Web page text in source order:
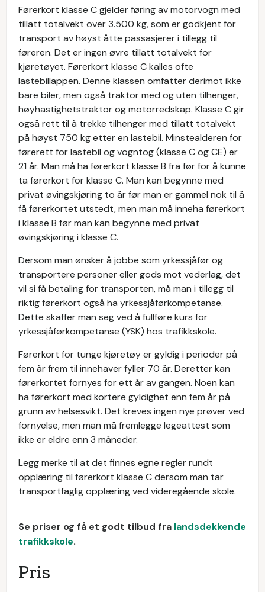
Førerkort klasse C gjelder føring av motorvogn med
tillatt totalvekt over 3.500 kg, som er godkjent for
transport av høyst åtte passasjerer i tillegg til
føreren. Det er ingen øvre tillatt totalvekt for
kjøretøyet. Førerkort klasse C kalles ofte
lastebillappen. Denne klassen omfatter derimot ikke
bare biler, men også traktor med og uten tilhenger,
høyhastighetstraktor og motorredskap. Klasse C gir
også rett til å trekke tilhenger med tillatt totalvekt
på høyst 750 kg etter en lastebil. Minstealderen for
førerett for lastebil og vogntog (klasse C og CE) er
21 år. Man må ha førerkort klasse B fra før for å kunne
ta førerkort for klasse C. Man kan begynne med
privat øvingskjøring to år før man er gammel nok til å
få førerkortet utstedt, men man må inneha førerkort
i klasse B før man kan begynne med privat
øvingskjøring i klasse C.
Dersom man ønsker å jobbe som yrkessjåfør og
transportere personer eller gods mot vederlag, det
vil si få betaling for transporten, må man i tillegg til
riktig førerkort også ha yrkessjåførkompetanse.
Dette skaffer man seg ved å fullføre kurs for
yrkessjåførkompetanse (YSK) hos trafikkskole.
Førerkort for tunge kjøretøy er gyldig i perioder på
fem år frem til innehaver fyller 70 år. Deretter kan
førerkortet fornyes for ett år av gangen. Noen kan
ha førerkort med kortere gyldighet enn fem år på
grunn av helsesvikt. Det kreves ingen nye prøver ved
fornyelse, men man må fremlegge legeattest som
ikke er eldre enn 3 måneder.
Legg merke til at det finnes egne regler rundt
opplæring til førerkort klasse C dersom man tar
transportfaglig opplæring ved videregående skole.
Se priser og få et godt tilbud fra landsdekkende
trafikkskole.
Pris